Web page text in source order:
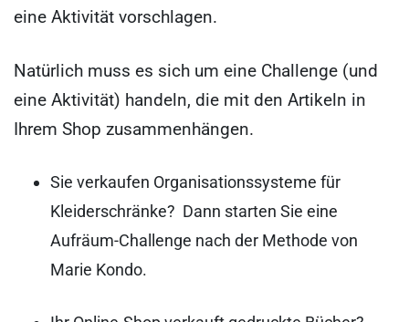
eine Aktivität vorschlagen.
Natürlich muss es sich um eine Challenge (und
eine Aktivität) handeln, die mit den Artikeln in
Ihrem Shop zusammenhängen.
Sie verkaufen Organisationssysteme für
Kleiderschränke? Dann starten Sie eine
Aufräum-Challenge nach der Methode von
Marie Kondo.